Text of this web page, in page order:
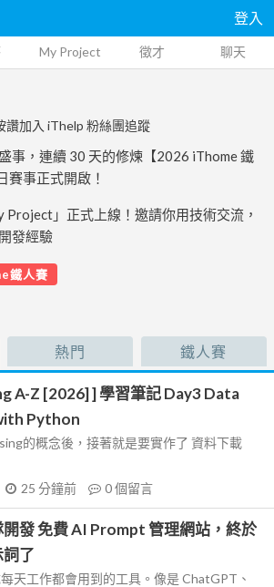
登入
My Project 徵才 聊天
讚加入 iThelp 粉絲團追蹤
事，連續 30 天的修煉【2026 iThome 鐵
賽事正式開啟！
Project」正式上線！邀請你用技術交流，
發經驗
鐵人賽
熱門 鐵人賽
A-Z [2026] ] 學習筆記 Day3 Data
Python
的概念後，接著就是要實作了 資料下載
25 分鐘前 0個留言
開發 免費 AI Prompt 管理網站，終於
了
天工作都會用到的工具。像是 ChatGPT、